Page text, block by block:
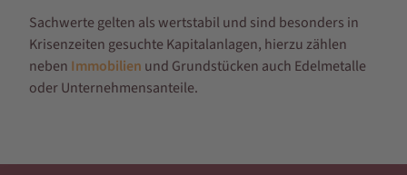
Sachwerte gelten als wertstabil und sind besonders in
Krisenzeiten gesuchte Kapitalanlagen, hierzu zählen
neben Immobilien und Grundstücken auch Edelmetalle
oder Unternehmensanteile.